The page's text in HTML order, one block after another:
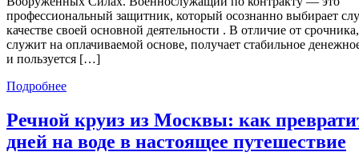
профессиональный защитник, который осознанно выбирает
качестве своей основной деятельности . В отличие от
служит на оплачиваемой основе, получает стабильное
и пользуется […]
Подробнее
Речной круиз из Москвы: как
дней на воде в настоящее путешествие